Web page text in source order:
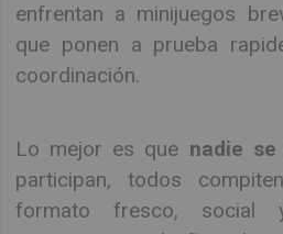
enfrentan a minijuegos
que ponen a prueba
coordinación.
Lo mejor es que nadie
participan, todos
formato fresco, social